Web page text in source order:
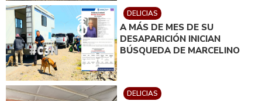
DELICIAS
A MÁS DE MES DE SU
DESAPARICIÓN INICIAN
BÚSQUEDA DE MARCELINO
DELICIAS